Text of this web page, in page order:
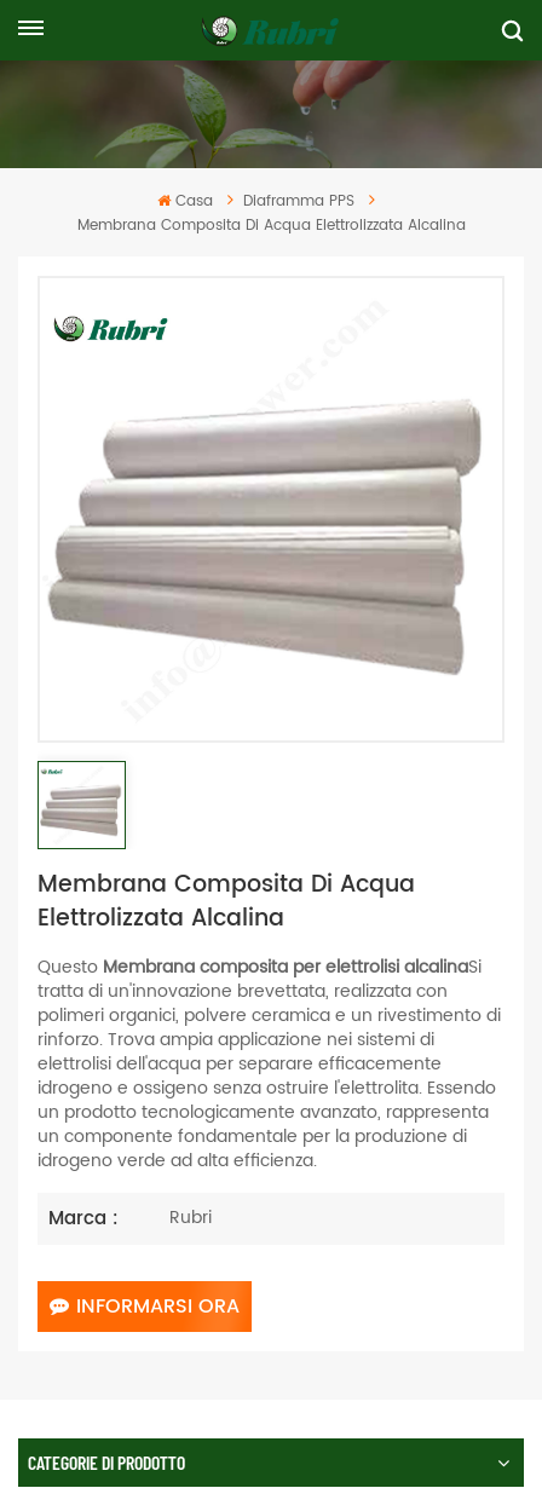
Casa
Diaframma PPS
Membrana Composita Di Acqua Elettrolizzata Alcalina
Membrana Composita Di Acqua
Elettrolizzata Alcalina
Questo Membrana composita per elettrolisi alcalinaSi
tratta di un'innovazione brevettata, realizzata con
polimeri organici, polvere ceramica e un rivestimento di
rinforzo. Trova ampia applicazione nei sistemi di
elettrolisi dell'acqua per separare efficacemente
idrogeno e ossigeno senza ostruire l'elettrolita. Essendo
un prodotto tecnologicamente avanzato, rappresenta
un componente fondamentale per la produzione di
idrogeno verde ad alta efficienza.
Marca : Rubri
INFORMARSI ORA
CATEGORIE DI PRODOTTO